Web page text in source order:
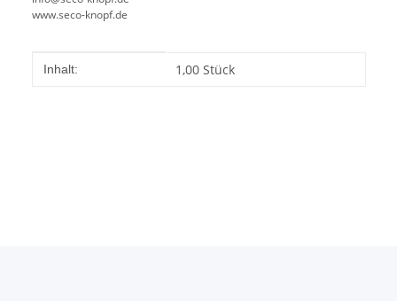
www.seco-knopf.de
Produkteigenschaft
Wert
Inhalt: 1,00 Stück